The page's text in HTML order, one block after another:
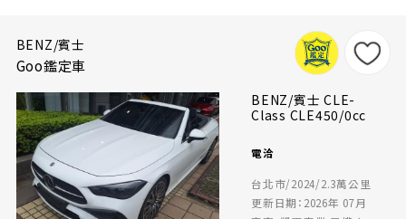
BENZ/賓士
Goo鑑定車
BENZ/賓士 CLE-
Class CLE450/0cc
電洽
台北市/2024/2.3萬公里
更新日期：2026年 07月